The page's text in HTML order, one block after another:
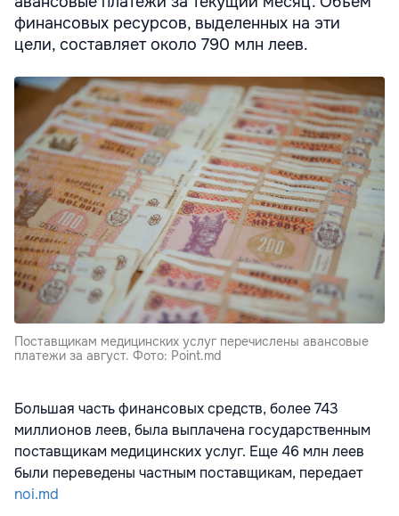
финансовых ресурсов, выделенных на эти
цели, составляет около 790 млн леев.
Поставщикам медицинских услуг перечислены авансовые
платежи за август. Фото: Point.md
Большая часть финансовых средств, более 743
миллионов леев, была выплачена государственным
поставщикам медицинских услуг. Еще 46 млн леев
были переведены частным поставщикам, передает
noi.md